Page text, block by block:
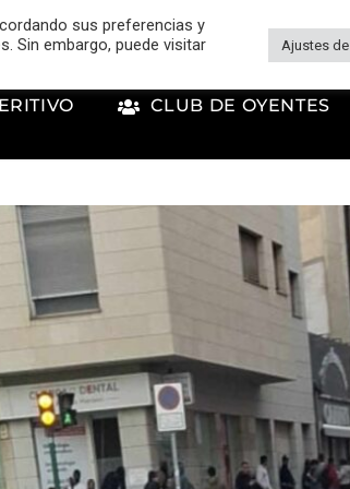
CLUB DE OYENTES
sus preferencias y
Sin embargo, puede visitar
Ajustes